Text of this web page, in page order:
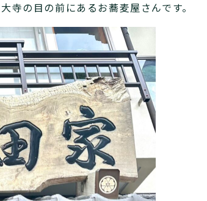
寺の目の前にあるお蕎麦屋さんです。